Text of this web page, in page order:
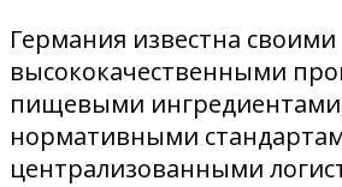
Германия известна своими
высококачественными
пищевыми
нормативными
централизованными